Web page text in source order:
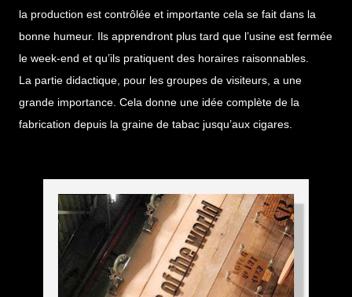
la production est contrôlée et importante cela se fait dans la
bonne humeur. Ils apprendront plus tard que l’usine est fermée
le week-end et qu’ils pratiquent des horaires raisonnables.
La partie didactique, pour les groupes de visiteurs, a une
grande importance. Cela donne une idée complète de la
fabrication depuis la graine de tabac jusqu’aux cigares.